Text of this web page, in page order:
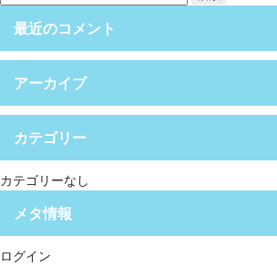
索:
最近のコメント
アーカイブ
カテゴリー
カテゴリーなし
メタ情報
ログイン